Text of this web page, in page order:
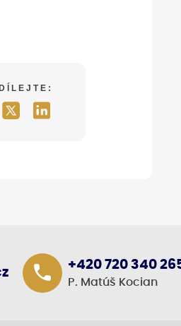
+420 720 340
P. Matúš Kocian